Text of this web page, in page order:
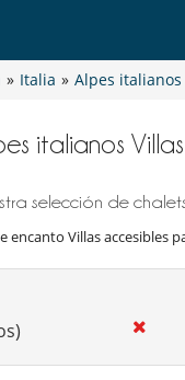
» Italia » Alpes italianos
italianos
selección de
encanto Villas accesibles